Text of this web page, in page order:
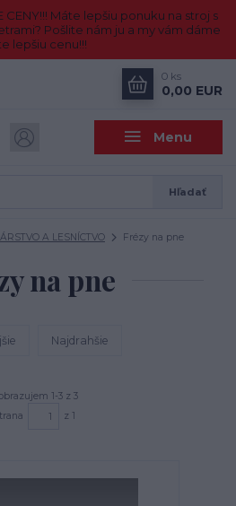
CENY!!! Máte lepšiu ponuku na stroj s
Pošlite nám ju a my vám dáme
lepšiu cenu!!!
Menu
Hľadať
0 ks
0,00 EUR
A LESNÍCTVO Frézy na pne
na pne
Najdrahšie
1-3 z 3
z 1